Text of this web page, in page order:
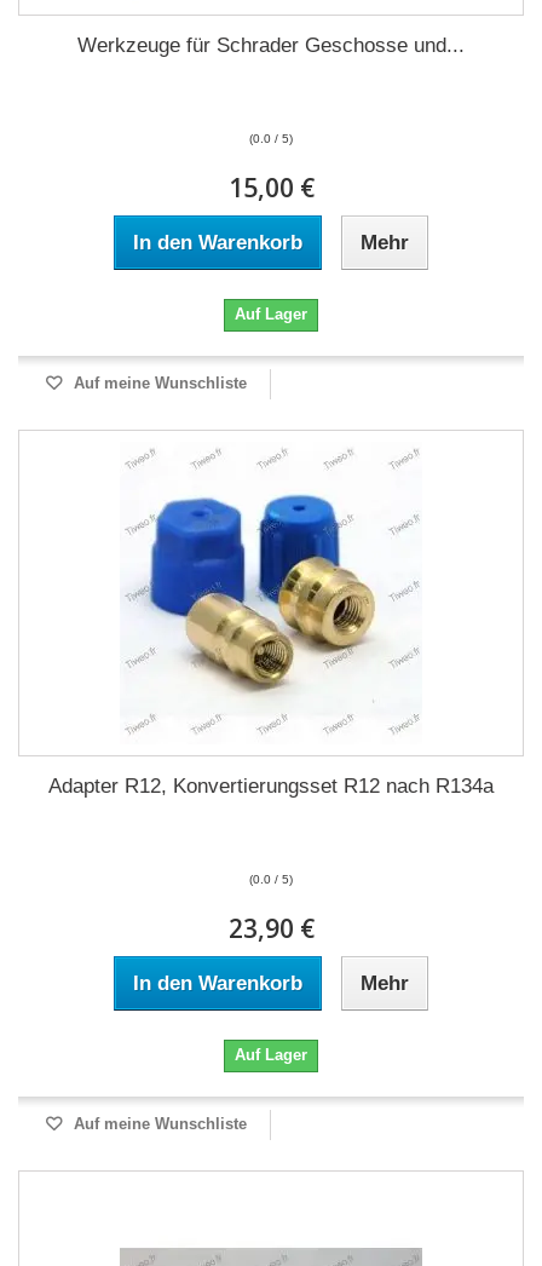
Werkzeuge für Schrader Geschosse und...
(0.0 / 5)
15,00 €
In den Warenkorb Mehr
Auf Lager
Auf meine Wunschliste
Adapter R12, Konvertierungsset R12 nach R134a
(0.0 / 5)
23,90 €
In den Warenkorb Mehr
Auf Lager
Auf meine Wunschliste